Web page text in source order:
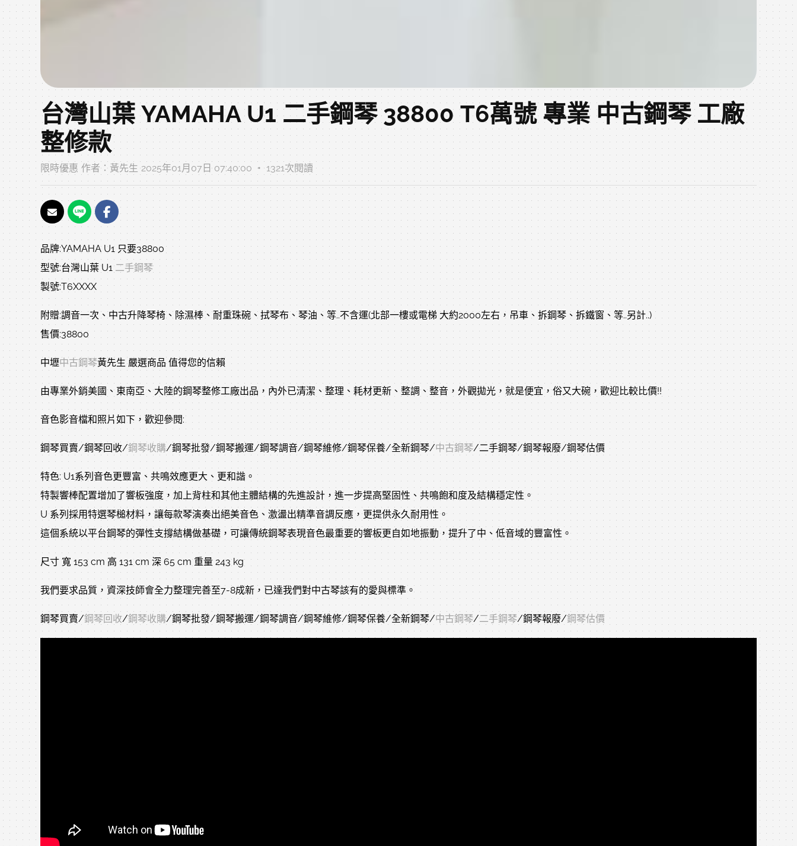
台灣山葉 YAMAHA U1 二手鋼琴 38800 T6萬號 專業 中古鋼琴 工廠
整修款
限時優惠 作者： 黃先生 2025年01月07日 07:40:00 ‧ 1321次閱讀
品牌:YAMAHA U1 只要38800
型號:台灣山葉 U1二手鋼琴
製號:T6XXXX
附贈:調音一次、中古升降琴椅、除濕棒、耐重珠碗、拭琴布、琴油、等..不含運(北部一樓或電梯 大約2000左右，吊車、拆鋼琴、拆鐵窗、等..另計..)
售價:38800
中壢中古鋼琴黃先生 嚴選商品 值得您的信賴
由專業外銷美國、東南亞、大陸的鋼琴整修工廠出品，內外已清潔、整理、耗材更新、整調、整音，外觀拋光，就是便宜，俗又大碗，歡迎比較比價!!
音色影音檔和照片如下，歡迎參閱:
鋼琴買賣/鋼琴回收/鋼琴收購/鋼琴批發/鋼琴搬運/鋼琴調音/鋼琴維修/鋼琴保養/全新鋼琴/中古鋼琴/二手鋼琴/鋼琴報廢/鋼琴估價
特色: U1系列音色更豐富、共鳴效應更大、更和諧。
特製響棒配置增加了響板強度，加上背柱和其他主體結構的先進設計，進一步提高堅固性、共鳴飽和度及結構穩定性。
U 系列採用特選琴槌材料，讓每款琴演奏出絕美音色、激盪出精準音調反應，更提供永久耐用性。
這個系統以平台鋼琴的彈性支撐結構做基礎，可讓傳統鋼琴表現音色最重要的響板更自如地振動，提升了中、低音域的豐富性。
尺寸 寬 153 cm 高 131 cm 深 65 cm 重量 243 kg
我們要求品質，資深技師會全力整理完善至7-8成新，已達我們對中古琴該有的愛與標準。
鋼琴買賣/鋼琴回收/鋼琴收購/鋼琴批發/鋼琴搬運/鋼琴調音/鋼琴維修/鋼琴保養/全新鋼琴/中古鋼琴/二手鋼琴/鋼琴報廢/鋼琴估價